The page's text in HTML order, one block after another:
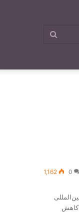
جستجو
0
1,162
کاهش